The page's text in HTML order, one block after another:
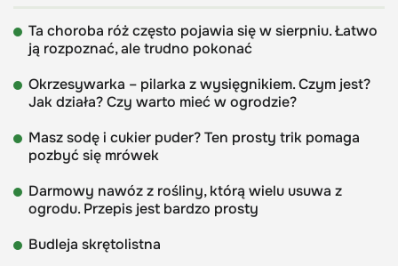
Ta choroba róż często pojawia się w sierpniu. Łatwo
ją rozpoznać, ale trudno pokonać
Okrzesywarka – pilarka z wysięgnikiem. Czym jest?
Jak działa? Czy warto mieć w ogrodzie?
Masz sodę i cukier puder? Ten prosty trik pomaga
pozbyć się mrówek
Darmowy nawóz z rośliny, którą wielu usuwa z
ogrodu. Przepis jest bardzo prosty
Budleja skrętolistna